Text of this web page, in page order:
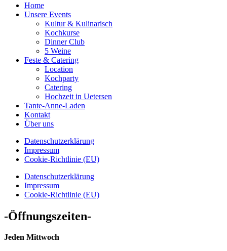
Home
Unsere Events
Kultur & Kulinarisch
Kochkurse
Dinner Club
5 Weine
Feste & Catering
Location
Kochparty
Catering
Hochzeit in Uetersen
Tante-Anne-Laden
Kontakt
Über uns
Datenschutzerklärung
Impressum
Cookie-Richtlinie (EU)
Datenschutzerklärung
Impressum
Cookie-Richtlinie (EU)
-Öffnungszeiten-
Jeden Mittwoch